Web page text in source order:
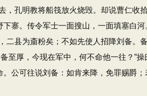
，孔明教将船筏放火烧毁。却说曹仁
寨。传令军士一面搜山，一面填塞白
二县为齑粉矣；不如先使人招降刘备。
至厚，今现在军中，何不命他一往？”
公可往说刘备：如肯来降，免罪赐爵